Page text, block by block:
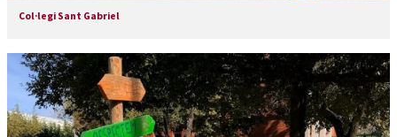
Col·legi Sant Gabriel